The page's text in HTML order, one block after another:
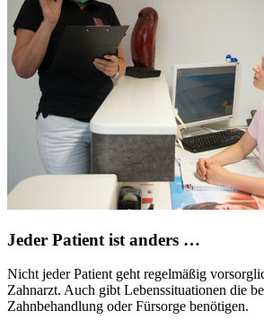
Jeder Patient ist anders …
Nicht jeder Patient geht regelmäßig
Zahnarzt. Auch gibt Lebenssituationen die
Zahnbehandlung oder Fürsorge benötigen.